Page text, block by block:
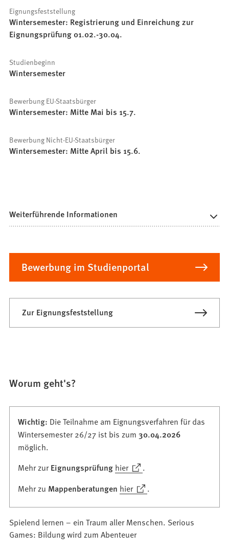
Eignungsfeststellung
Wintersemester: Registrierung und Einreichung zur
Eignungsprüfung 01.02.-30.04.
Studienbeginn
Wintersemester
Bewerbung EU-Staatsbürger
Wintersemester: Mitte Mai bis 15.7.
Bewerbung Nicht-EU-Staatsbürger
Wintersemester: Mitte April bis 15.6.
Weiterführende Informationen
Bewerbung im Studienportal
Zur Eignungsfeststellung
Worum geht's?
Wichtig: Die Teilnahme am Eignungsverfahren für das
Wintersemester 26/27 ist bis zum30.04.2026
möglich.
Mehr zurEignungsprüfung hier
(Öffnet
einem
.
Mehr zu Mappenberatungen hier
(Öffnet
neuen
Tab)
.
Spielend lernen – ein Traum aller Menschen. Serious
Games: Bildung wird zum Abenteuer